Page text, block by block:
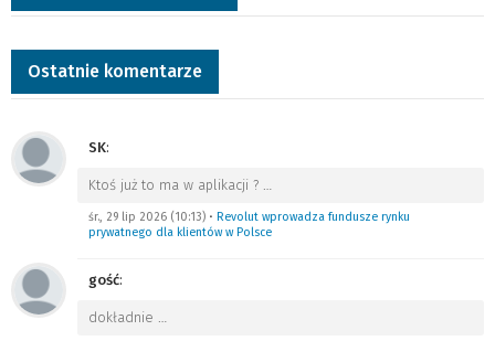
Ostatnie komentarze
SK:
Ktoś już to ma w aplikacji ? …
śr., 29 lip 2026 (10:13) • Revolut wprowadza fundusze rynku
prywatnego dla klientów w Polsce
gość:
dokładnie …